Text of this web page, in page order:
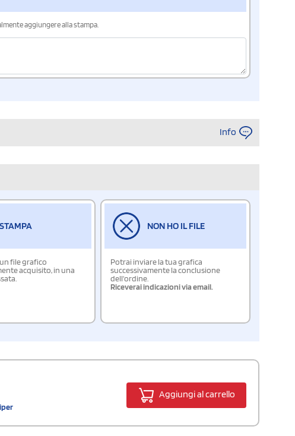
aggiungere alla stampa.
Info
file grafico
acquisito, in una
NON HO IL FILE
Potrai inviare la tua grafica
successivamente la conclusione
dell'ordine.
Riceverai indicazioni via email.
Aggiungi al carrello